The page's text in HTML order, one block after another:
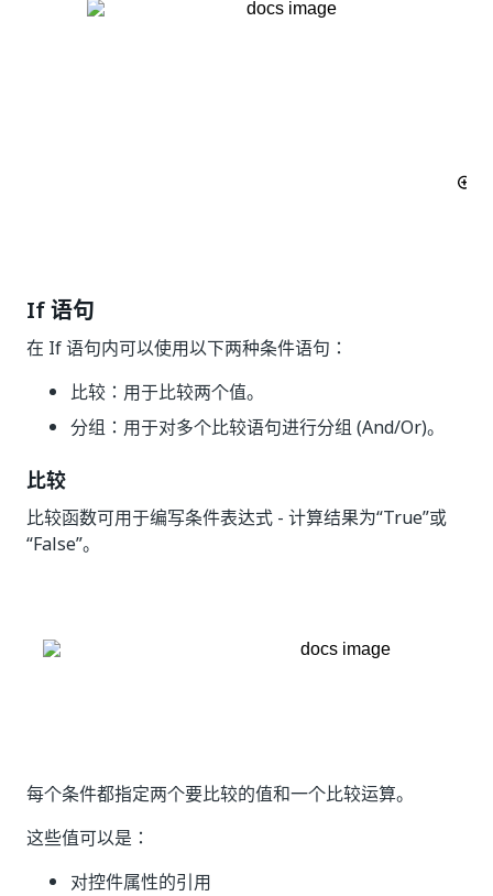
If 语句
在 If 语句内可以使用以下两种条件语句：
比较 ：用于比较两个值。
分组 ：用于对多个比较语句进行分组 (And/Or)。
比较
比较函数可用于编写条件表达式 - 计算结果为“True”或
“False”。
每个条件都指定两个要比较的值和一个比较运算。
这些值可以是：
对控件属性的引用